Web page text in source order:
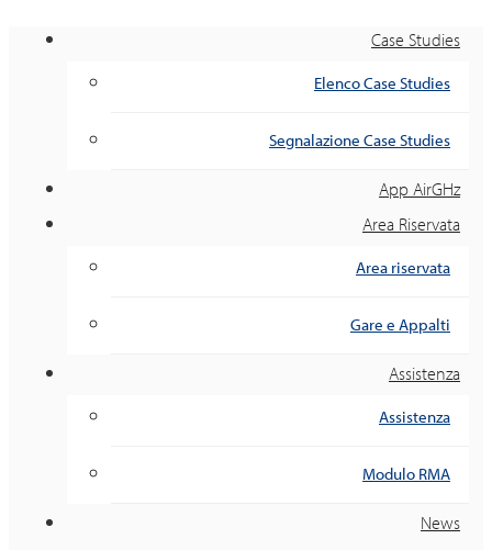
Case Studies
Elenco Case Studies
Segnalazione Case Studies
App AirGHz
Area Riservata
Area riservata
Gare e Appalti
Assistenza
Assistenza
Modulo RMA
News